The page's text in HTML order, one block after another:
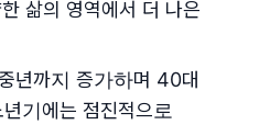
삶의 영역에서 더 나은
년까지 증가하며 40대
기에는 점진적으로